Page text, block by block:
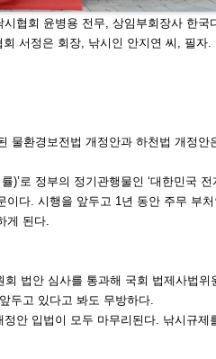
협회 윤병용 전무, 상임부회장사 한국
서정은 회장, 낚시인 안지연 씨, 필자.
물환경보전법 개정안과 하천법 개정안
)’로 정부의 정기관행물인 ‘대한민국 전
이다. 시행을 앞두고 1년 동안 주무 부처
게 된다.
회 법안 심사를 통과해 국회 법제사법위
두고 있다고 봐도 무방하다.
정안 입법이 모두 마무리된다. 낚시규제